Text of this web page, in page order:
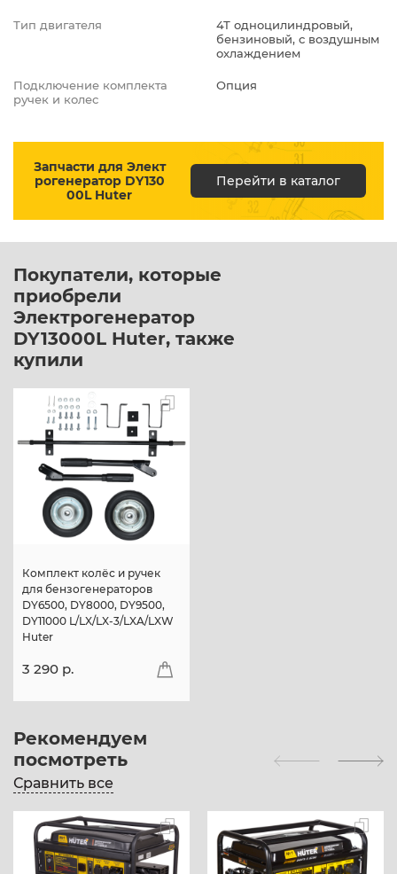
Тип двигателя
4Т одноцилиндровый,
бензиновый, с воздушным
охлаждением
Подключение комплекта
ручек и колес
Опция
Запчасти для Элект
рогенератор DY130
00L Huter
Перейти в каталог
Покупатели, которые
приобрели
Электрогенератор
DY13000L Huter, также
купили
Комплект колёс и ручек
для бензогенераторов
DY6500, DY8000, DY9500,
DY11000 L/LX/LX-3/LXA/LXW
Huter
3 290 p.
Рекомендуем
посмотреть
Сравнить все